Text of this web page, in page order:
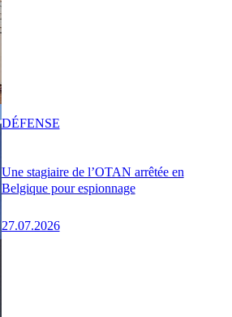
Une stagiaire de l’OTAN arrêtée en
Belgique pour espionnage
27.07.2026
DÉFENSE